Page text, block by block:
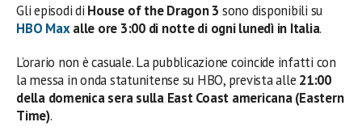
Gli episodi di House of the Dragon 3 sono disponibili su
HBO Maxalle ore 3:00 di notte di ogni lunedì in Italia.
L’orario non è casuale. La pubblicazione coincide infatti con
la messa in onda statunitense su HBO, prevista alle 21:00
della domenica sera sulla East Coast americana (Eastern
Time).